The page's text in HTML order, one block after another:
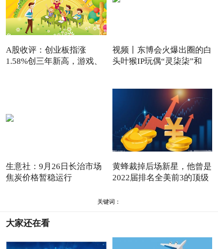
A股收评：创业板指涨
1.58%创三年新高，游戏、
视频丨东博会火爆出圈的白
头叶猴IP玩偶“灵柒柒”和
生意社：9月26日长治市场
焦炭价格暂稳运行
黄蜂裁掉后场新星，他曾是
2022届排名全美前3的顶级
关键词：
大家还在看